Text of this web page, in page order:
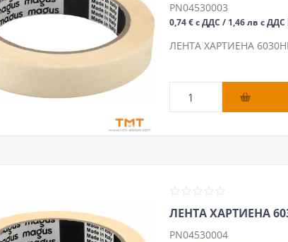
PN04530003
0,74 € с ДДС / 1,46 лв с ДДС
ЛЕНТА ХАРТИЕНА
ЛЕНТА ХАРТИЕНА
PN04530004